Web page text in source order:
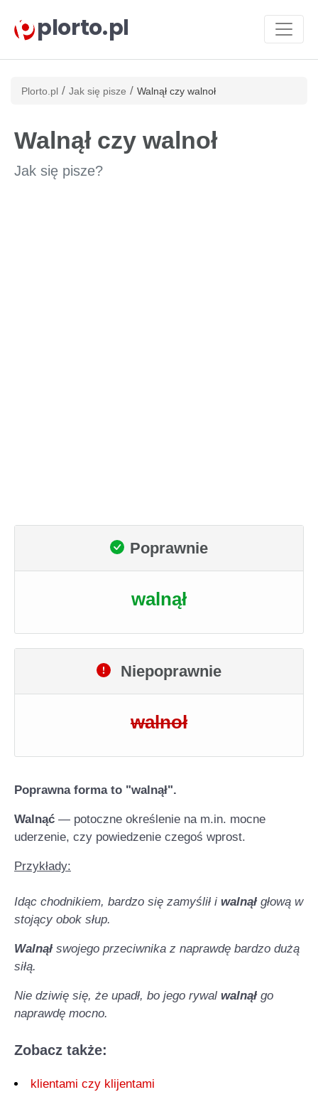
plorto.pl
Plorto.pl / Jak się pisze / Walnął czy walnoł
Walnął czy walnoł
Jak się pisze?
Poprawnie
walnął
Niepoprawnie
walnoł
Poprawna forma to "walnął".
Walnąć — potoczne określenie na m.in. mocne
uderzenie, czy powiedzenie czegoś wprost.
Przykłady:
Idąc chodnikiem, bardzo się zamyślił i walnął głową w
stojący obok słup.
Walnął swojego przeciwnika z naprawdę bardzo dużą
siłą.
Nie dziwię się, że upadł, bo jego rywal walnął go
naprawdę mocno.
Zobacz także:
klientami czy klijentami